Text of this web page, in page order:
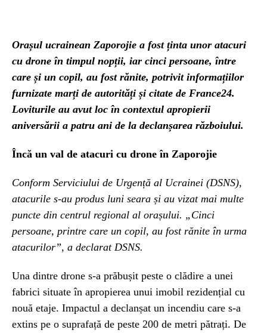
Orașul ucrainean Zaporojie a fost ținta unor atacuri
cu drone în timpul nopții, iar cinci persoane, între
care și un copil, au fost rănite, potrivit informațiilor
furnizate marți de autorități și citate de France24.
Loviturile au avut loc în contextul apropierii
aniversării a patru ani de la declanșarea războiului.
Încă un val de atacuri cu drone în Zaporojie
Conform Serviciului de Urgență al Ucrainei (DSNS),
atacurile s-au produs luni seara și au vizat mai multe
puncte din centrul regional al orașului. „Cinci
persoane, printre care un copil, au fost rănite în urma
atacurilor”, a declarat DSNS.
Una dintre drone s-a prăbușit peste o clădire a unei
fabrici situate în apropierea unui imobil rezidențial cu
nouă etaje. Impactul a declanșat un incendiu care s-a
extins pe o suprafață de peste 200 de metri pătrați. De